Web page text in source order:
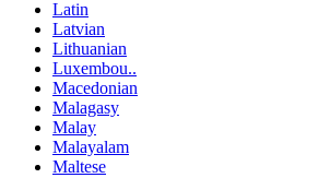
Latin
Latvian
Lithuanian
Luxembou..
Macedonian
Malagasy
Malay
Malayalam
Maltese